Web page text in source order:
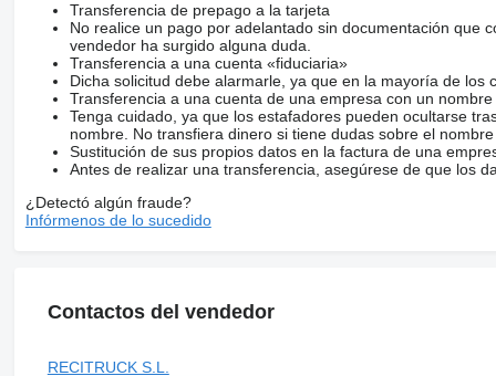
Transferencia de prepago a la tarjeta
No realice un pago por adelantado sin documentación que
vendedor ha surgido alguna duda.
Transferencia a una cuenta «fiduciaria»
Dicha solicitud debe alarmarle, ya que en la mayoría de los
Transferencia a una cuenta de una empresa con un nombre
Tenga cuidado, ya que los estafadores pueden ocultarse
nombre. No transfiera dinero si tiene dudas sobre el
Sustitución de sus propios datos en la factura de una
Antes de realizar una transferencia, asegúrese de que los
¿Detectó algún fraude?
Infórmenos de lo sucedido
Contactos del vendedor
RECITRUCK S.L.